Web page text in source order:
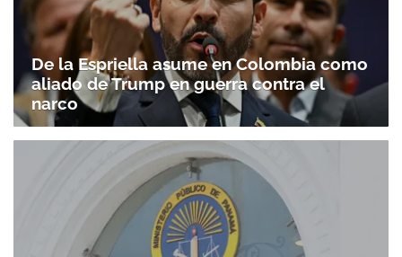
De la Espriella asume en Colombia como
aliado de Trump en guerra contra el
narco